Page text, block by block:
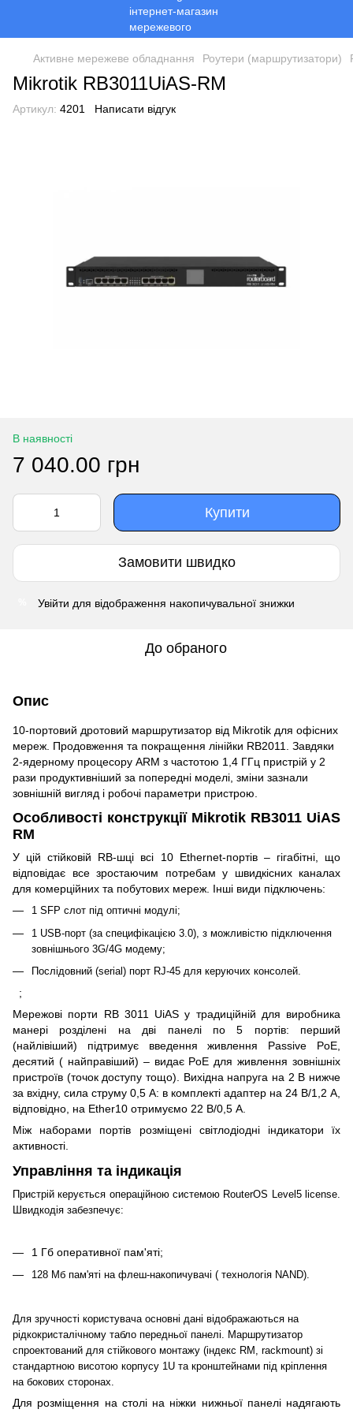
Активне мережеве обладнання Роутери (маршрутизатори)
Mikrotik RB3011UiAS-RM
Артикул: 4201 Написати відгук
В наявності
7 040.00 грн
Купити
Замовити швидко
Увійти для відображення накопичувальної знижки
До обраного
Опис
10-портовий дротовий маршрутизатор від Mikrotik для офісних
мереж. Продовження та покращення лінійки RB2011. Завдяки
2-ядерному процесору ARM з частотою 1,4 ГГц пристрій у 2
рази продуктивніший за попередні моделі, зміни зазнали
зовнішній вигляд і робочі параметри пристрою.
Особливості конструкції Mikrotik RB3011 UiAS
RM
У цій стійковій RB-шці всі 10 Ethernet-портів – гігабітні, що
відповідає все зростаючим потребам у швидкісних каналах
для комерційних та побутових мереж. Інші види підключень:
1 SFP слот під оптичні модулі;
1 USB-порт (за специфікацією 3.0), з можливістю підключення
зовнішнього 3G/4G модему;
Послідовний (serial) порт RJ-45 для керуючих консолей.
;
Мережові порти RB 3011 UiAS у традиційній для виробника
манері розділені на дві панелі по 5 портів: перший
(найлівіший) підтримує введення живлення Passive PoE,
десятий ( найправіший) – видає PoE для живлення зовнішніх
пристроїв (точок доступу тощо). Вихідна напруга на 2 В нижче
за вхідну, сила струму 0,5 А: в комплекті адаптер на 24 В/1,2 А,
відповідно, на Ether10 отримуємо 22 В/0,5 А.
Між наборами портів розміщені світлодіодні індикатори їх
активності.
Управління та індикація
Пристрій керується операційною системою RouterOS Level5 license.
Швидкодія забезпечує:
1 Гб оперативної пам'яті;
128 Мб пам'яті на флеш-накопичувачі ( технологія NAND).
Для зручності користувача основні дані відображаються на
рідкокристалічному табло передньої панелі. Маршрутизатор
спроектований для стійкового монтажу (індекс RM, rackmount) зі
стандартною висотою корпусу 1U та кронштейнами під кріплення
на бокових сторонах.
Для розміщення на столі на ніжки нижньої панелі надягають